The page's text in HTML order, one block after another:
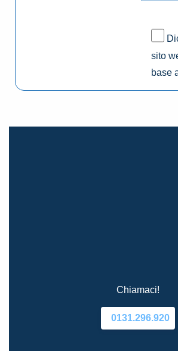
sito
base
Chiamaci!
0131.296.920